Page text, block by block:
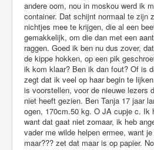
andere oom, nou in moskou werd ik
container. Dat schijnt normaal te zijn
nichtjes mee te krijgen, die al een
gemakkelijk, om die dan met een
raggen. Goed ik ben nu dus zover,
de kippe hokken, op een pik
ik kom klaar? Ben ik dan fout? Of is
zegt dat ik veel op haar begin te
is voorstellen, voor de nieuwe lezers
niet heeft gezien. Ben Tanja 17 jaar
ogen, 170cm.50 kg. O JA cupje c. Ik
want dat gaat niet zomaar, ik heb
vader me wilde helpen ermee, want
maar??? zet dat maar is op papier.